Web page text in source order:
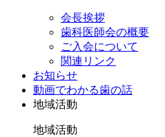
会長挨拶
歯科医師会の概要
ご入会について
関連リンク
お知らせ
動画でわかる歯の話
地域活動
地域活動